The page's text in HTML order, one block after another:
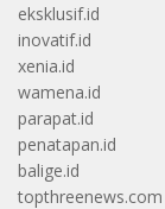
eksklusif.id
inovatif.id
xenia.id
wamena.id
parapat.id
penatapan.id
balige.id
topthreenews.com